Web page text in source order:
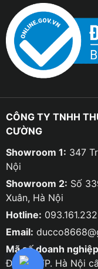
CÔNG TY TNHH
CƯỜNG
Showroom 1: 347
Nội
Showroom 2: Số
Xuân, Hà Nội
Hotline:
Email:
Mã số doanh
Đầu tư TP. Hà Nội